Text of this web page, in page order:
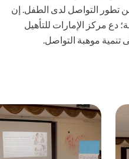
تطور التواصل لدى الطفل. إن
دع مركز الإمارات للتأهيل
تنمية موهبة التواصل.